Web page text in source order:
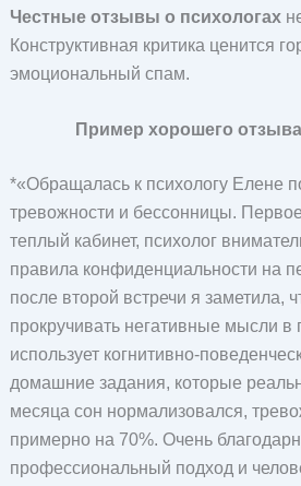
Честные отзывы о психологах
Конструктивная критика ценится
эмоциональный спам.
Пример хорошего
*«Обращалась к психологу Елене
тревожности и бессонницы.
теплый кабинет, психолог
правила конфиденциальности на
после второй встречи я заметила,
прокручивать негативные мысли в
использует когнитивно-
домашние задания, которые
месяца сон нормализовался,
примерно на 70%. Очень
профессиональный подход и